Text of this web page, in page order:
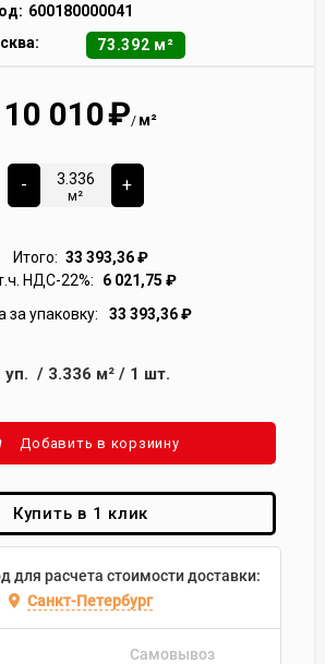
600180000041
73.392 м²
10 010₽/ м²
-
м²
+
Итого: 33 393,36₽
НДС-22%:
6 021,75 ₽
за упаковку:
33 393,36₽
уп. / 3.336 м² / 1 шт.
Добавить в корзиину
Купить в 1 клик
для расчета стоимости доставки:
Санкт-Петербург
Самовывоз